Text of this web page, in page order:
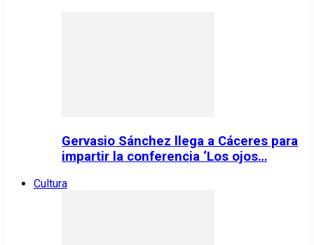
Gervasio Sánchez llega a Cáceres para
impartir la conferencia ‘Los ojos…
Cultura